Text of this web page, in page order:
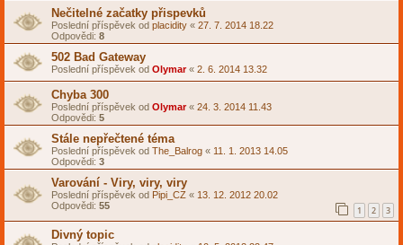
Nečitelné začatky přispevků
Poslední příspěvek od placidity « 27. 7. 2014 18.22
Odpovědi: 8
502 Bad Gateway
Poslední příspěvek od Olymar« 2. 6. 2014 13.32
Chyba 300
Poslední příspěvek od Olymar« 24. 3. 2014 11.43
Odpovědi: 5
Stále nepřečtené téma
Poslední příspěvek od The_Balrog « 11. 1. 2013 14.05
Odpovědi: 3
Varování - Viry, viry, viry
Poslední příspěvek od Pipi_CZ « 13. 12. 2012 20.02
Odpovědi: 55 1 2 3
Divný topic